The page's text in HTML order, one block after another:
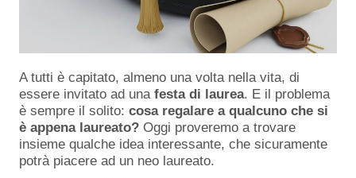
A tutti è capitato, almeno una volta nella vita, di
essere invitato ad una festa di laurea. E il problema
è sempre il solito: cosa regalare a qualcuno che si
è appena laureato? Oggi proveremo a trovare
insieme qualche idea interessante, che sicuramente
potrà piacere ad un neo laureato.